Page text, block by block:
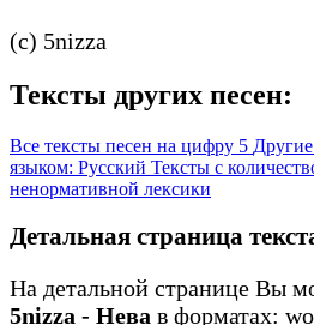
(c) 5nizza
Тексты других песен:
Все тексты песен на цифру 5
языком: Русский Тексты с
ненормативной лексики
Детальная страница
На детальной странице Вы
5nizza - Нева в форматах: